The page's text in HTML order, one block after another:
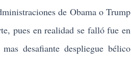
de Obama o Trump
pues en realidad se falló fue en
desafiante despliegue bélico